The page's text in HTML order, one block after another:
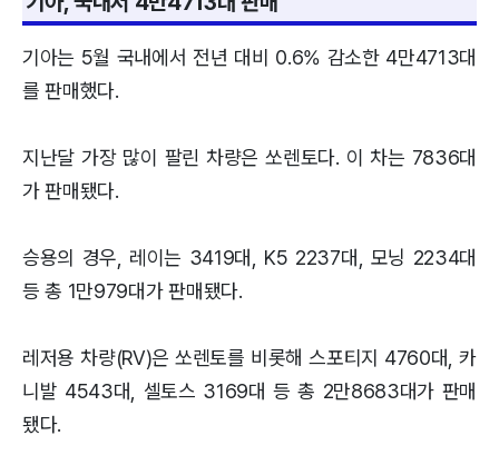
기아는 5월 국내에서 전년 대비 0.6% 감소한 4만4713대
를 판매했다.
지난달 가장 많이 팔린 차량은 쏘렌토다. 이 차는 7836대
가 판매됐다.
승용의 경우, 레이는 3419대, K5 2237대, 모닝 2234대
등 총 1만979대가 판매됐다.
레저용 차량(RV)은 쏘렌토를 비롯해 스포티지 4760대, 카
니발 4543대, 셀토스 3169대 등 총 2만8683대가 판매
됐다.